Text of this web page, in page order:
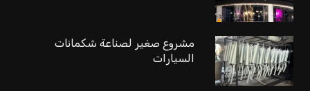
مشروع صغير لصناعة شكمانات
السيارات